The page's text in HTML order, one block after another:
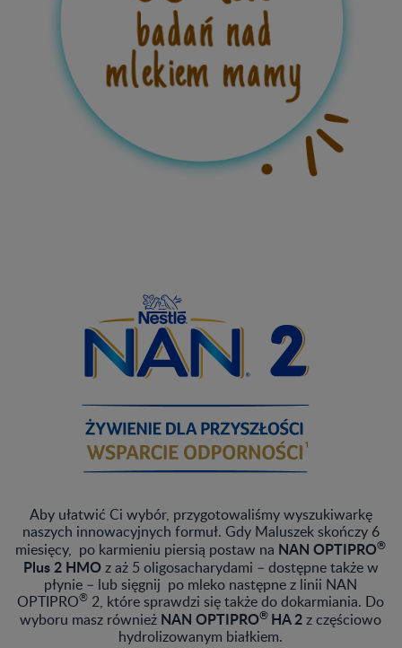
Aby ułatwić Ci wybór, przygotowaliśmy wyszukiwarkę
naszych innowacyjnych formuł. Gdy Maluszek skończy 6
miesięcy, po karmieniu piersią postaw na NAN OPTIPRO®
Plus 2 HMOz aż 5 oligosacharydami – dostępne także w
płynie – lub sięgnij po mleko następne z linii NAN
OPTIPRO® 2, które sprawdzi się także do dokarmiania. Do
wyboru masz również NAN OPTIPRO® HA 2z częściowo
hydrolizowanym białkiem.